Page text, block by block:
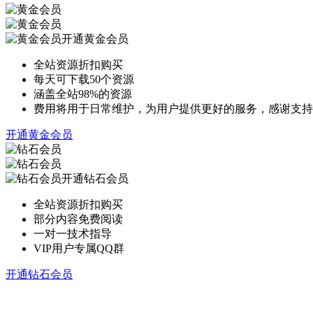
开通黄金会员
全站资源折扣购买
每天可下载50个资源
涵盖全站98%的资源
费用将用于日常维护，为用户提供更好的服务，感谢支持
开通黄金会员
开通钻石会员
全站资源折扣购买
部分内容免费阅读
一对一技术指导
VIP用户专属QQ群
开通钻石会员